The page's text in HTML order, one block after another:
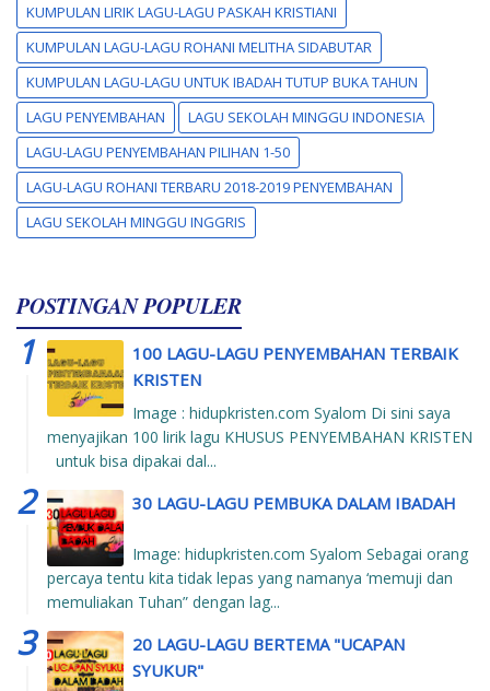
KUMPULAN LIRIK LAGU-LAGU PASKAH KRISTIANI
KUMPULAN LAGU-LAGU ROHANI MELITHA SIDABUTAR
KUMPULAN LAGU-LAGU UNTUK IBADAH TUTUP BUKA TAHUN
LAGU PENYEMBAHAN
LAGU SEKOLAH MINGGU INDONESIA
LAGU-LAGU PENYEMBAHAN PILIHAN 1-50
LAGU-LAGU ROHANI TERBARU 2018-2019 PENYEMBAHAN
LAGU SEKOLAH MINGGU INGGRIS
POSTINGAN POPULER
100 LAGU-LAGU PENYEMBAHAN TERBAIK
KRISTEN
Image : hidupkristen.com Syalom Di sini saya
menyajikan 100 lirik lagu KHUSUS PENYEMBAHAN KRISTEN
untuk bisa dipakai dal...
30 LAGU-LAGU PEMBUKA DALAM IBADAH
Image: hidupkristen.com Syalom Sebagai orang
percaya tentu kita tidak lepas yang namanya ‘memuji dan
memuliakan Tuhan” dengan lag...
20 LAGU-LAGU BERTEMA "UCAPAN
SYUKUR"